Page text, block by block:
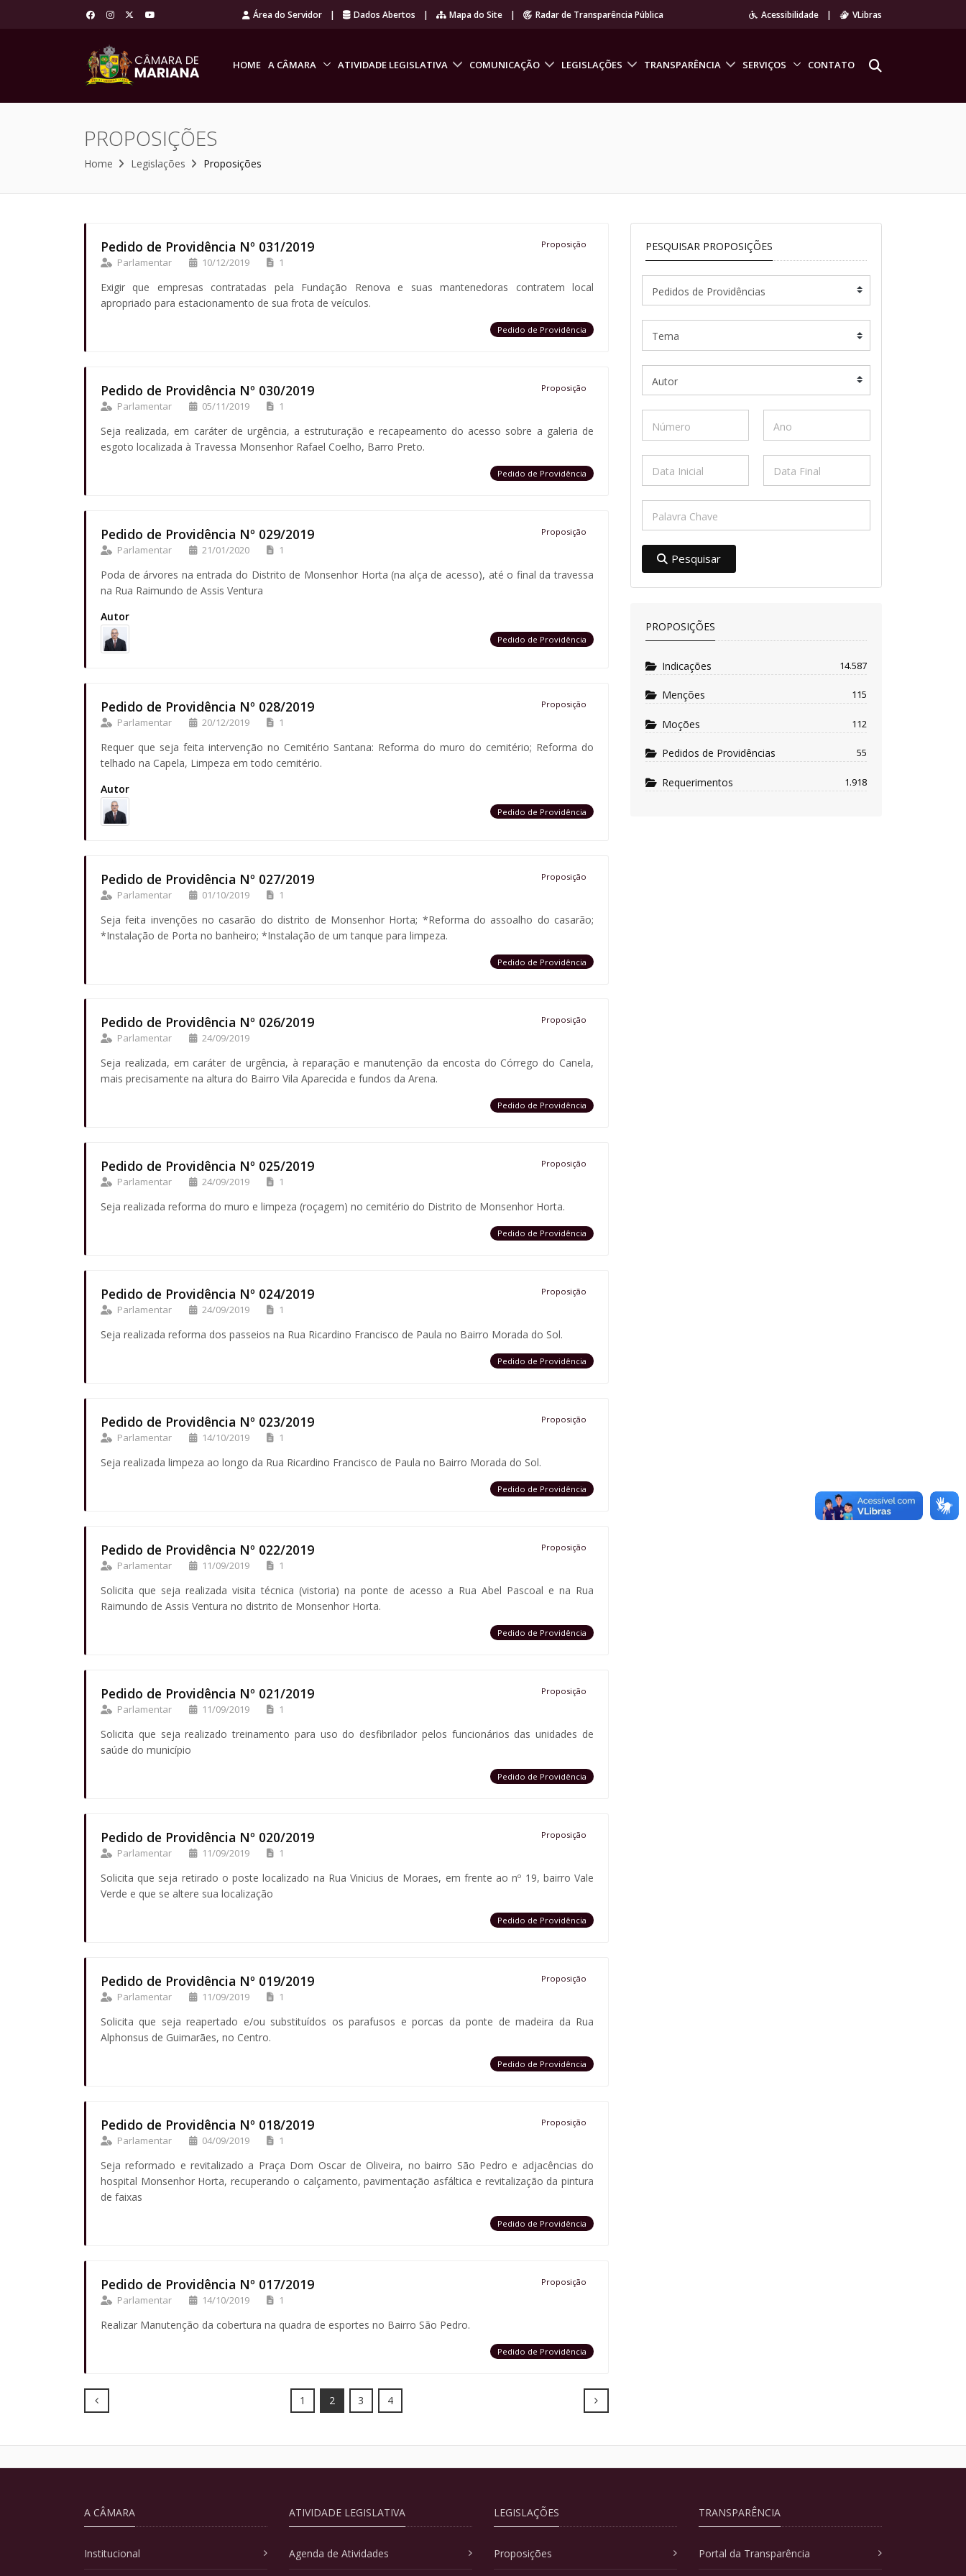
Área do Servidor | Dados Abertos | Mapa do Site | Radar de Transparência Pública Acessibilidade | VLibras
HOME A CÂMARA ATIVIDADE LEGISLATIVA COMUNICAÇÃO LEGISLAÇÕES TRANSPARÊNCIA SERVIÇOS CONTATO
PROPOSIÇÕES
Home Legislações Proposições
Pedido de Providência Nº 031/2019 Proposição
Parlamentar 10/12/2019 1
Exigir que empresas contratadas pela Fundação Renova e suas mantenedoras contratem local
apropriado para estacionamento de sua frota de veículos.
Pedido de Providência
Pedido de Providência Nº 030/2019 Proposição
Parlamentar 05/11/2019 1
Seja realizada, em caráter de urgência, a estruturação e recapeamento do acesso sobre a galeria de
esgoto localizada à Travessa Monsenhor Rafael Coelho, Barro Preto.
Pedido de Providência
Pedido de Providência Nº 029/2019 Proposição
Parlamentar 21/01/2020 1
Poda de árvores na entrada do Distrito de Monsenhor Horta (na alça de acesso), até o final da travessa
na Rua Raimundo de Assis Ventura
Autor
Pedido de Providência
Pedido de Providência Nº 028/2019 Proposição
Parlamentar 20/12/2019 1
Requer que seja feita intervenção no Cemitério Santana: Reforma do muro do cemitério; Reforma do
telhado na Capela, Limpeza em todo cemitério.
Autor
Pedido de Providência
Pedido de Providência Nº 027/2019 Proposição
Parlamentar 01/10/2019 1
Seja feita invenções no casarão do distrito de Monsenhor Horta; *Reforma do assoalho do casarão;
*Instalação de Porta no banheiro; *Instalação de um tanque para limpeza.
Pedido de Providência
Pedido de Providência Nº 026/2019 Proposição
Parlamentar 24/09/2019
Seja realizada, em caráter de urgência, à reparação e manutenção da encosta do Córrego do Canela,
mais precisamente na altura do Bairro Vila Aparecida e fundos da Arena.
Pedido de Providência
Pedido de Providência Nº 025/2019 Proposição
Parlamentar 24/09/2019 1
Seja realizada reforma do muro e limpeza (roçagem) no cemitério do Distrito de Monsenhor Horta.
Pedido de Providência
Pedido de Providência Nº 024/2019 Proposição
Parlamentar 24/09/2019 1
Seja realizada reforma dos passeios na Rua Ricardino Francisco de Paula no Bairro Morada do Sol.
Pedido de Providência
Pedido de Providência Nº 023/2019 Proposição
Parlamentar 14/10/2019 1
Seja realizada limpeza ao longo da Rua Ricardino Francisco de Paula no Bairro Morada do Sol.
Pedido de Providência
Pedido de Providência Nº 022/2019 Proposição
Parlamentar 11/09/2019 1
Solicita que seja realizada visita técnica (vistoria) na ponte de acesso a Rua Abel Pascoal e na Rua
Raimundo de Assis Ventura no distrito de Monsenhor Horta.
Pedido de Providência
Pedido de Providência Nº 021/2019 Proposição
Parlamentar 11/09/2019 1
Solicita que seja realizado treinamento para uso do desfibrilador pelos funcionários das unidades de
saúde do município
Pedido de Providência
Pedido de Providência Nº 020/2019 Proposição
Parlamentar 11/09/2019 1
Solicita que seja retirado o poste localizado na Rua Vinicius de Moraes, em frente ao nº 19, bairro Vale
Verde e que se altere sua localização
Pedido de Providência
Pedido de Providência Nº 019/2019 Proposição
Parlamentar 11/09/2019 1
Solicita que seja reapertado e/ou substituídos os parafusos e porcas da ponte de madeira da Rua
Alphonsus de Guimarães, no Centro.
Pedido de Providência
Pedido de Providência Nº 018/2019 Proposição
Parlamentar 04/09/2019 1
Seja reformado e revitalizado a Praça Dom Oscar de Oliveira, no bairro São Pedro e adjacências do
hospital Monsenhor Horta, recuperando o calçamento, pavimentação asfáltica e revitalização da pintura
de faixas
Pedido de Providência
Pedido de Providência Nº 017/2019 Proposição
Parlamentar 14/10/2019 1
Realizar Manutenção da cobertura na quadra de esportes no Bairro São Pedro.
Pedido de Providência
Prev 1 2 3 4 Next
PESQUISAR PROPOSIÇÕES
Pesquisar
PROPOSIÇÕES
Indicações 14.587
Menções 115
Moções 112
Pedidos de Providências 55
Requerimentos 1.918
A CÂMARA
Institucional
ATIVIDADE LEGISLATIVA
Agenda de Atividades
LEGISLAÇÕES
Proposições
TRANSPARÊNCIA
Portal da Transparência